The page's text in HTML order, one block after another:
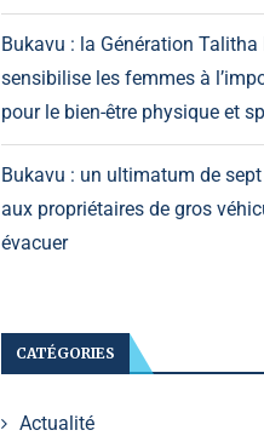
Bukavu : la Génération
sensibilise les femmes à
pour le bien-être physique et
Bukavu : un ultimatum de
aux propriétaires de gros
évacuer
CATÉGORIES
Actualité